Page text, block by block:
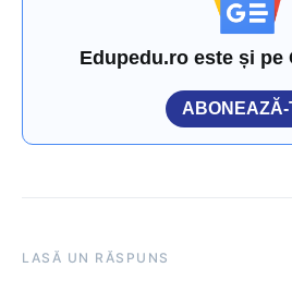
Edupedu.ro este și pe
ABONEAZĂ-
LASĂ UN RĂSPUNS